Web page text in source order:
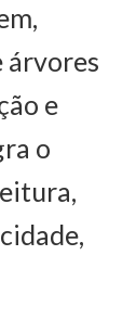
árvores
e
o